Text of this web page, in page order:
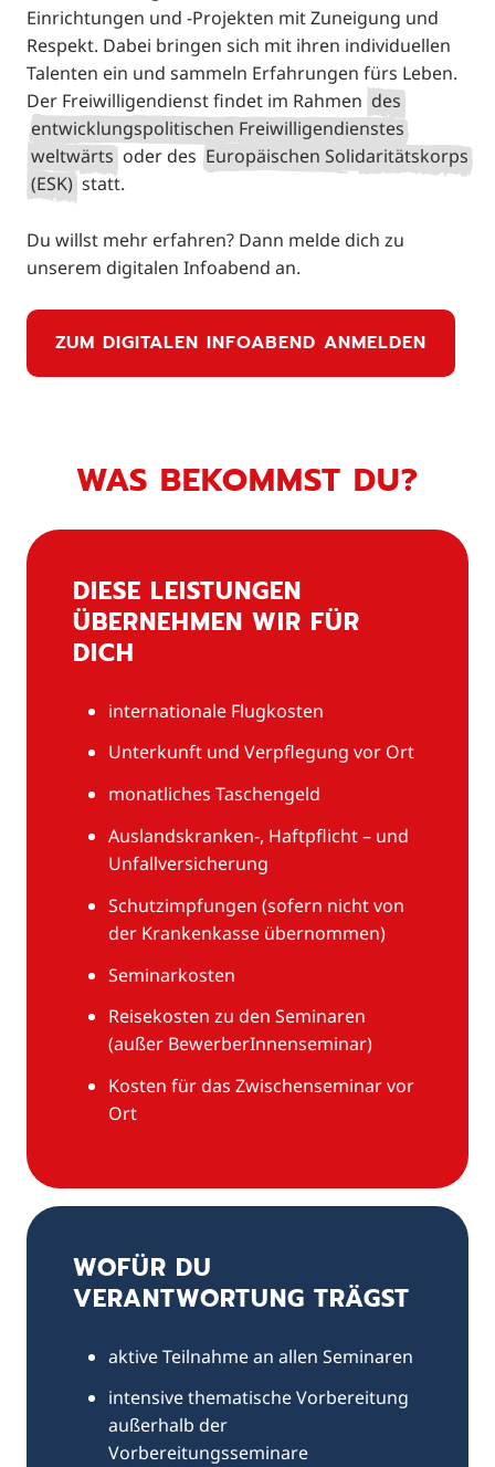
Einrichtungen und -Projekten mit Zuneigung und
Respekt. Dabei bringen sich mit ihren individuellen
Talenten ein und sammeln Erfahrungen fürs Leben.
Der Freiwilligendienst findet im Rahmen des
entwicklungspolitischen Freiwilligendienstes
weltwärts oder des Europäischen Solidaritätskorps
(ESK) statt.
Du willst mehr erfahren? Dann melde dich zu
unserem digitalen Infoabend an.
ZUM DIGITALEN INFOABEND ANMELDEN
WAS BEKOMMST DU?
DIESE LEISTUNGEN
ÜBERNEHMEN WIR FÜR
DICH
internationale Flugkosten
Unterkunft und Verpflegung vor Ort
monatliches Taschengeld
Auslandskranken-, Haftpflicht – und
Unfallversicherung
Schutzimpfungen (sofern nicht von
der Krankenkasse übernommen)
Seminarkosten
Reisekosten zu den Seminaren
(außer BewerberInnenseminar)
Kosten für das Zwischenseminar vor
Ort
WOFÜR DU
VERANTWORTUNG TRÄGST
aktive Teilnahme an allen Seminaren
intensive thematische Vorbereitung
außerhalb der
Vorbereitungsseminare